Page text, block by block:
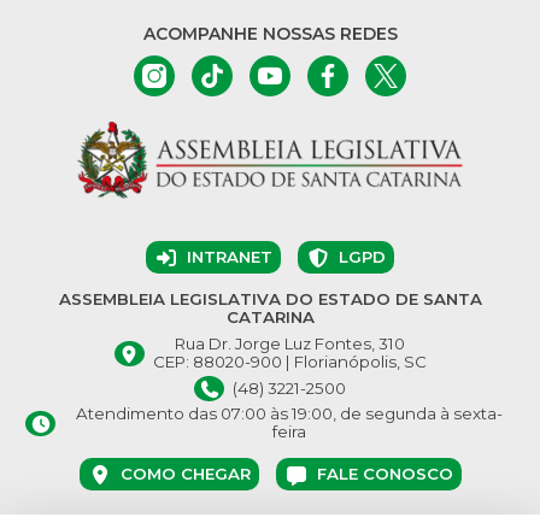
ACOMPANHE NOSSAS REDES
INTRANET LGPD
ASSEMBLEIA LEGISLATIVA DO ESTADO DE SANTA
CATARINA
Rua Dr. Jorge Luz Fontes, 310
CEP: 88020-900 | Florianópolis, SC
(48) 3221-2500
Atendimento das 07:00 às 19:00, de segunda à sexta-
feira
COMO CHEGAR FALE CONOSCO